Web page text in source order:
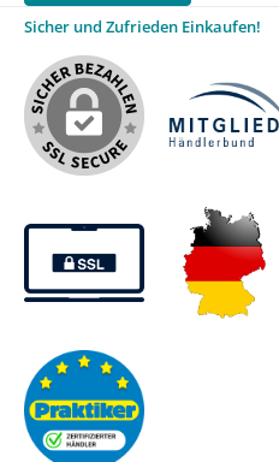
Sicher und Zufrieden Einkaufen!